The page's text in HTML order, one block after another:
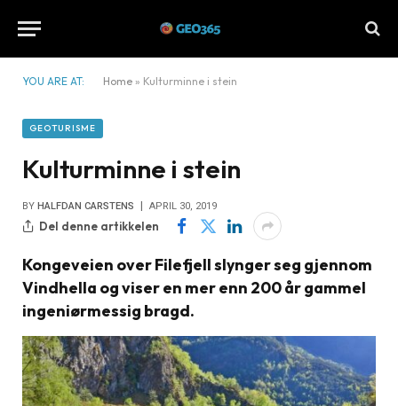
YOU ARE AT: Home » Kulturminne i stein
GEOTURISME
Kulturminne i stein
BY HALFDAN CARSTENS APRIL 30, 2019
Del denne artikkelen
Kongeveien over Filefjell slynger seg gjennom
Vindhella og viser en mer enn 200 år gammel
ingeniørmessig bragd.